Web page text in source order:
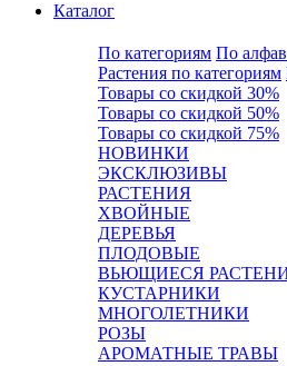
Каталог
По категориям По
Растения по категориям
Товары со скидкой 30%
Товары со скидкой 50%
Товары со скидкой 75%
НОВИНКИ
ЭКСКЛЮЗИВЫ
РАСТЕНИЯ
ХВОЙНЫЕ
ДЕРЕВЬЯ
ПЛОДОВЫЕ
ВЬЮЩИЕСЯ
КУСТАРНИКИ
МНОГОЛЕТНИКИ
РОЗЫ
АРОМАТНЫЕ ТРАВЫ